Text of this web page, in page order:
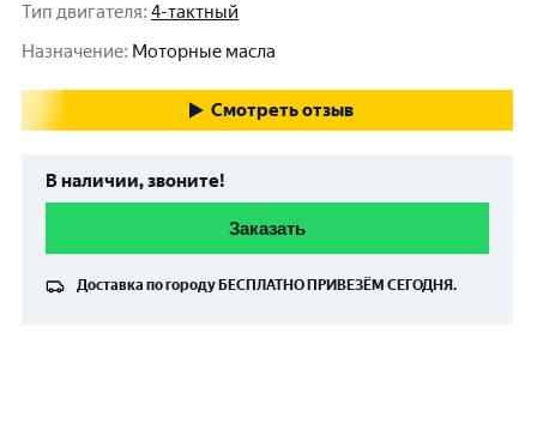
Тип двигателя: 4-тактный
Назначение: Моторные масла
Смотреть отзыв
В наличии, звоните!
Заказать
Доставка по городу БЕСПЛАТНО ПРИВЕЗЁМ СЕГОДНЯ.